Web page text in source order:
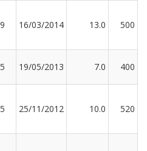
16/03/2014 13.0 500
19/05/2013 7.0 400
25/11/2012 10.0 520